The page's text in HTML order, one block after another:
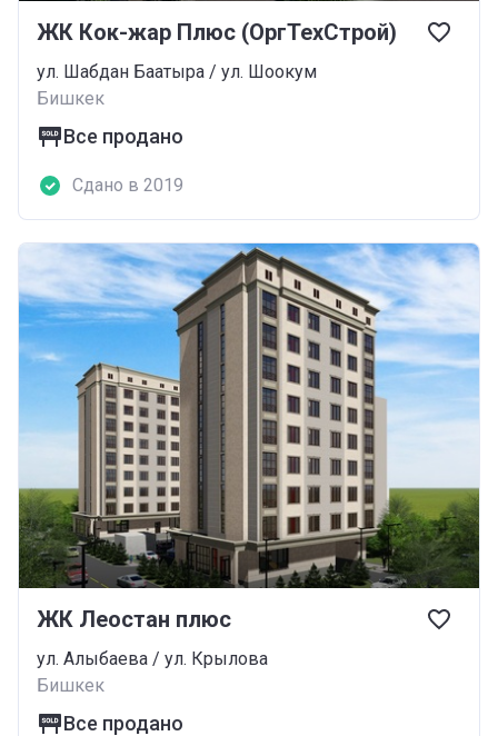
ЖК Кок-жар Плюс (ОргТехСтрой)
ул. Шабдан Баатыра / ул. Шоокум
Бишкек
Все продано
Сдано в 2019
ЖК Леостан плюс
ул. Алыбаева / ул. Крылова
Бишкек
Все продано